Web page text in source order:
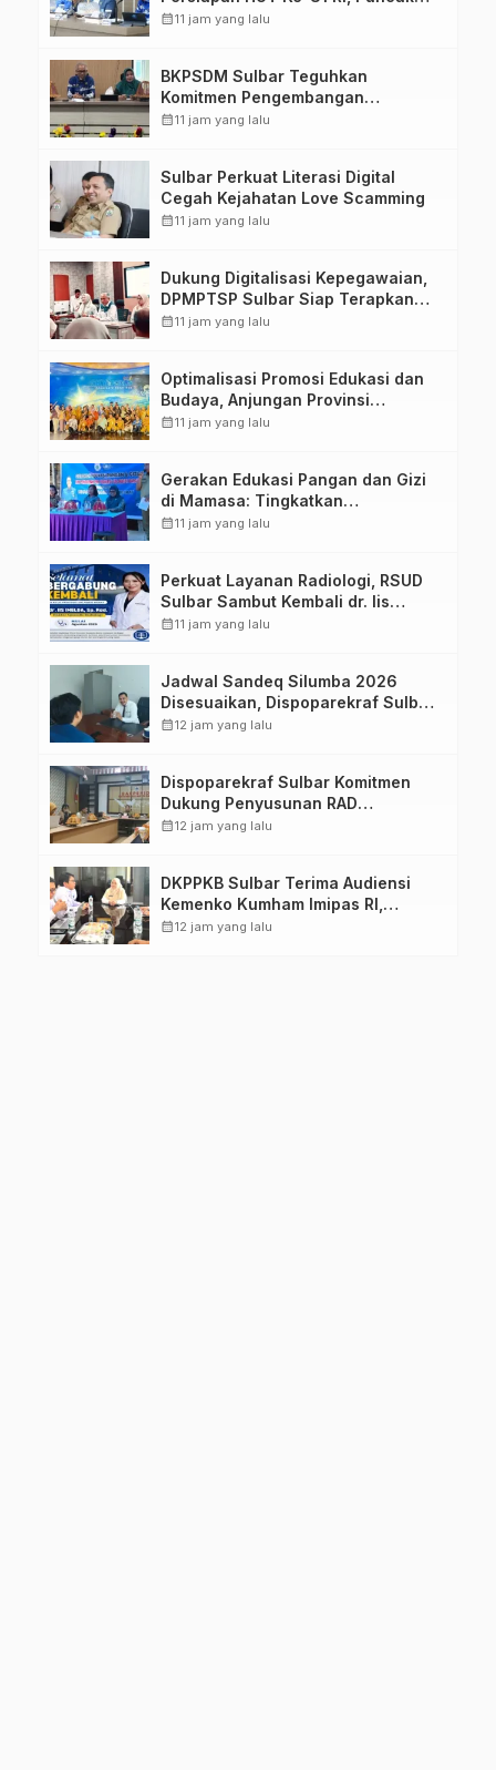
Upacara di Lapangan Ahmad
calendar_month11 jam yang lalu
BKPSDM Sulbar Teguhkan
Komitmen Pengembangan
Kompetensi ASN melalui
calendar_month11 jam yang lalu
Sulbar Perkuat Literasi Digital
Cegah Kejahatan Love Scamming
calendar_month11 jam yang lalu
Dukung Digitalisasi Kepegawaian,
DPMPTSP Sulbar Siap Terapkan
Aplikasi FLEKSI ASN
calendar_month11 jam yang lalu
Optimalisasi Promosi Edukasi dan
Budaya, Anjungan Provinsi
Sulawesi Barat Perkuat Kolaborasi
calendar_month11 jam yang lalu
Gerakan Edukasi Pangan dan Gizi
di Mamasa: Tingkatkan
Pengetahuan dan Keterampilan
calendar_month11 jam yang lalu
Perkuat Layanan Radiologi, RSUD
Sulbar Sambut Kembali dr. Iis
Imelda, Sp.Rad
calendar_month11 jam yang lalu
Jadwal Sandeq Silumba 2026
Disesuaikan, Dispoparekraf Sulbar
Pastikan Persiapan Tetap
calendar_month12 jam yang lalu
Dispoparekraf Sulbar Komitmen
Dukung Penyusunan RAD
TPB/SDGs Sulawesi Barat
calendar_month12 jam yang lalu
DKPPKB Sulbar Terima Audiensi
Kemenko Kumham Imipas RI,
Perkuat Pelayanan Kesehatan bagi
calendar_month12 jam yang lalu